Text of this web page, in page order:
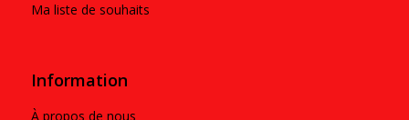
Ma liste de souhaits
Information
À propos de nous